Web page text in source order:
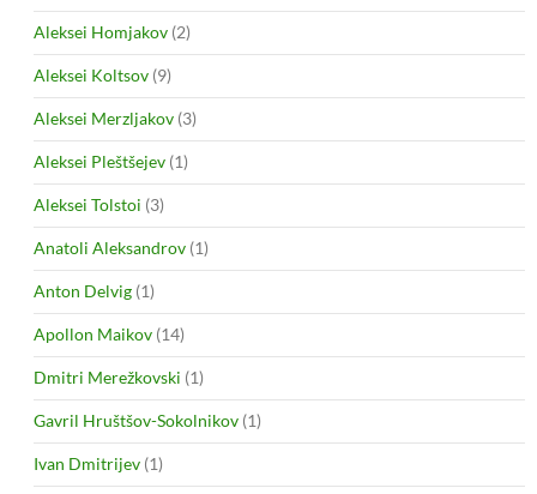
Aleksei Homjakov (2)
Aleksei Koltsov (9)
Aleksei Merzljakov (3)
Aleksei Pleštšejev (1)
Aleksei Tolstoi (3)
Anatoli Aleksandrov (1)
Anton Delvig (1)
Apollon Maikov (14)
Dmitri Merežkovski (1)
Gavril Hruštšov-Sokolnikov (1)
Ivan Dmitrijev (1)